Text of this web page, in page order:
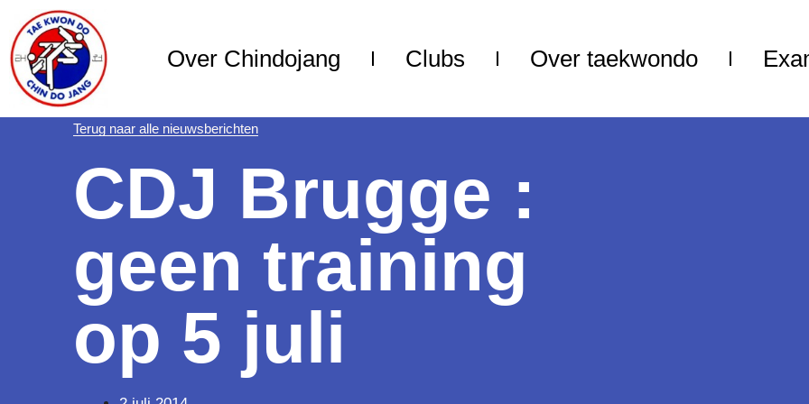
Over Chindojang Clubs Over taekwondo
Terug naar alle nieuwsberichten
CDJ Brugge :
geen training
op 5 juli